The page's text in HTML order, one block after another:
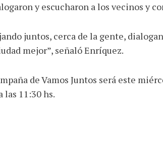
y escucharon a los vecinos y
juntos, cerca de la gente,
mejor”, señaló Enríquez.
de Vamos Juntos será este
las 11:30 hs.